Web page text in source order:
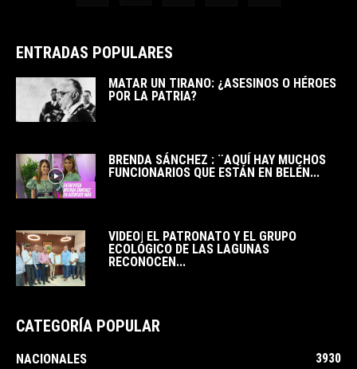
ENTRADAS POPULARES
MATAR UN TIRANO: ¿ASESINOS O HÉROES
POR LA PATRIA?
BRENDA SÁNCHEZ : ¨AQUÍ HAY MUCHOS
FUNCIONARIOS QUE ESTÁN EN BELÉN...
VIDEO| EL PATRONATO Y EL GRUPO
ECOLÓGICO DE LAS LAGUNAS
RECONOCEN...
CATEGORÍA POPULAR
NACIONALES 3930